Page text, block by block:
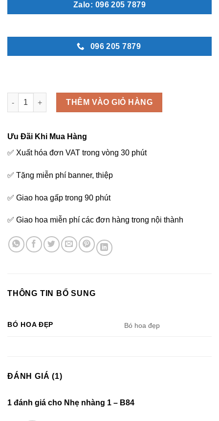
Zalo: 096 205 7879
096 205 7879
Nhẹ nhàng 1 - B84 số lượng
THÊM VÀO GIỎ HÀNG
Ưu Đãi Khi Mua Hàng
✅ Xuất hóa đơn VAT trong vòng 30 phút
✅ Tặng miễn phí banner, thiệp
✅ Giao hoa gấp trong 90 phút
✅ Giao hoa miễn phí các đơn hàng trong nội thành
THÔNG TIN BỔ SUNG
BÓ HOA ĐẸP Bó hoa đẹp
ĐÁNH GIÁ (1)
1 đánh giá cho Nhẹ nhàng 1 – B84